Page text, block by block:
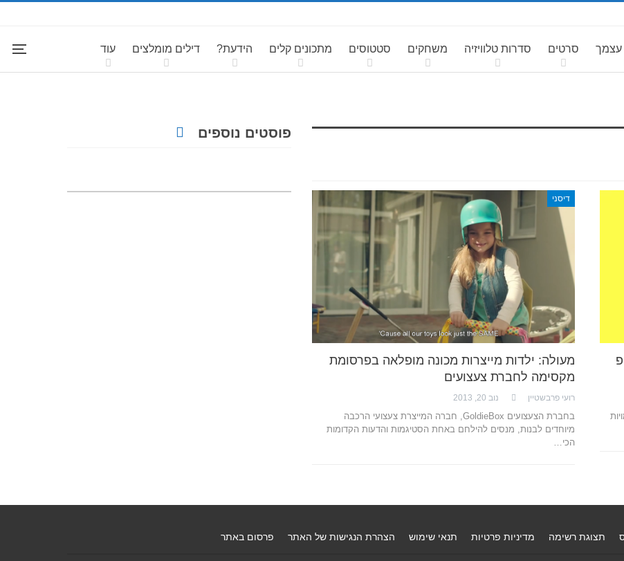
עצמך סרטים סדרות טלוויזיה משחקים סטטוסים מתכונים קלים הידעת? דילים מומלצים עוד
דיסני
מעולה: ילדות מייצרות מכונה מופלאה בפרסומת
מקסימה לחברת צעצועים
רועי פרבשטיין נוב 20, 2013
בחברת הצעצועים GoldieBox, חברה המייצרת צעצועי הרכבה
מיוחדים לבנות, מנסים להילחם באחת הסטיגמות והדעות הקדומות
הכי…
פוסטים נוספים
תצוגת רשימה מדיניות פרטיות תנאי שימוש הצהרת הנגישות של האתר פרסום באתר